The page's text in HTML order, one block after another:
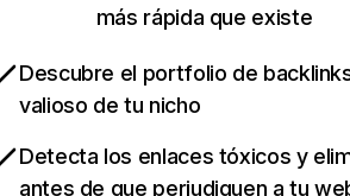
más rápida que existe
Descubre el portfolio de
valioso de tu nicho
Detecta los enlaces tóxicos y
antes de que perjudiquen a tu